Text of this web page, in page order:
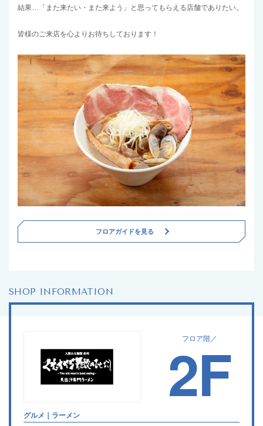
結果…「また来たい・また来よう」と思ってもらえる店舗でありたい。
皆様のご来店を心よりお待ちしております！
フロアガイドを見る
SHOP INFORMATION
グルメ｜ラーメン
フロア階／
2F